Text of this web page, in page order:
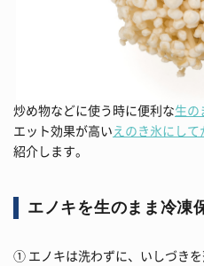
炒め物などに使う時に便利な生の
エット効果が高いえのき氷にし
紹介します。
エノキを生のまま冷凍
① エノキは洗わずに、いしづきを